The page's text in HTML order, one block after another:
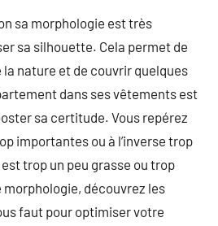
sa morphologie est très
sa silhouette. Cela permet de
nature et de couvrir quelques
dans ses vêtements est
sa certitude. Vous repérez
importantes ou à l’inverse trop
trop un peu grasse ou trop
morphologie, découvrez les
faut pour optimiser votre